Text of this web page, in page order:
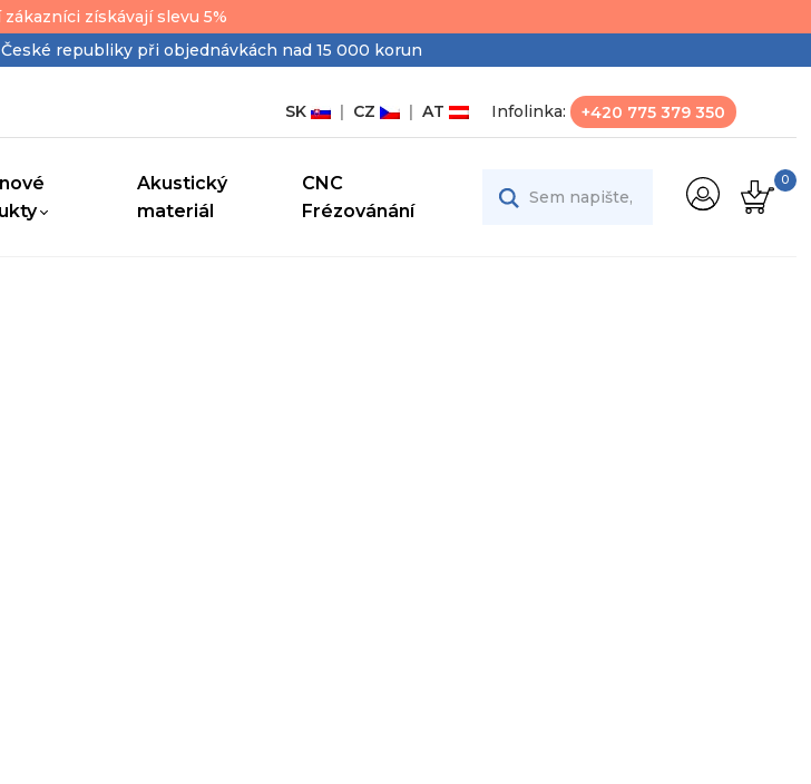
získávají slevu 5%
republiky při objednávkách nad 15 000 korun
SK | CZ | AT Infolinka: +420 775 379 350
Akustický
materiál
CNC
Frézovánání
0